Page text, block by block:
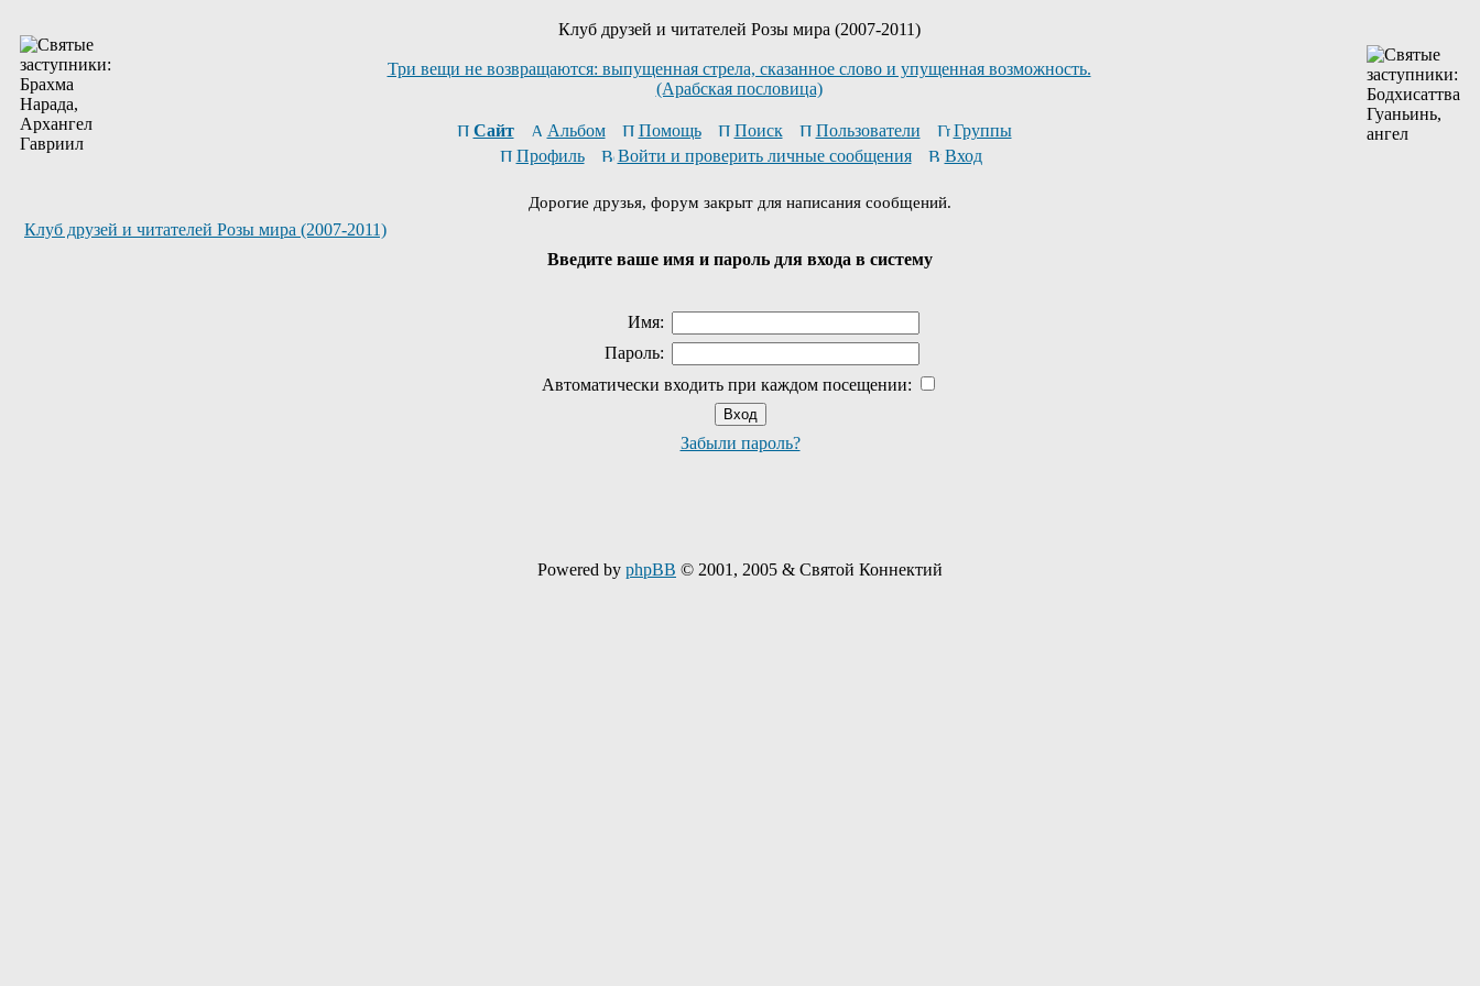
Клуб друзей и читателей Розы мира (2007-2011)
Три вещи не возвращаются: выпущенная стрела, сказанное слово и упущенная возможность.
(Арабская пословица)
Сайт Альбом Помощь Поиск Пользователи
Группы
Профиль
Войти и проверить личные сообщения Вход
Дорогие друзья, форум закрыт для написания сообщений.
Клуб друзей и читателей Розы мира (2007-2011)
Введите ваше имя и пароль для входа в систему
Имя:
Пароль:
Автоматически входить при каждом посещении:
Забыли пароль?
Powered by phpBB © 2001, 2005 & Святой Коннектий